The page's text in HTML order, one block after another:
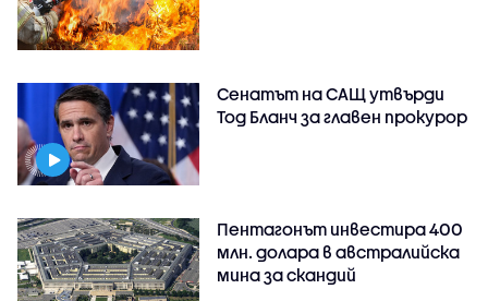
Сенатът на САЩ утвърди
Тод Бланч за главен прокурор
Пентагонът инвестира 400
млн. долара в австралийска
мина за скандий